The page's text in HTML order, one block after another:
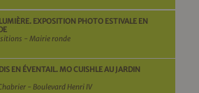
EXPOSITION PHOTO ESTIVALE EN
- Mairie ronde
EN ÉVENTAIL. MO CUISHLE AU JARDIN
- Boulevard Henri IV